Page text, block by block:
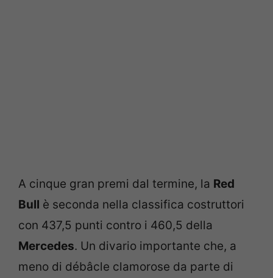
A cinque gran premi dal termine, la Red
Bull è seconda nella classifica costruttori
con 437,5 punti contro i 460,5 della
Mercedes. Un divario importante che, a
meno di débâcle clamorose da parte di